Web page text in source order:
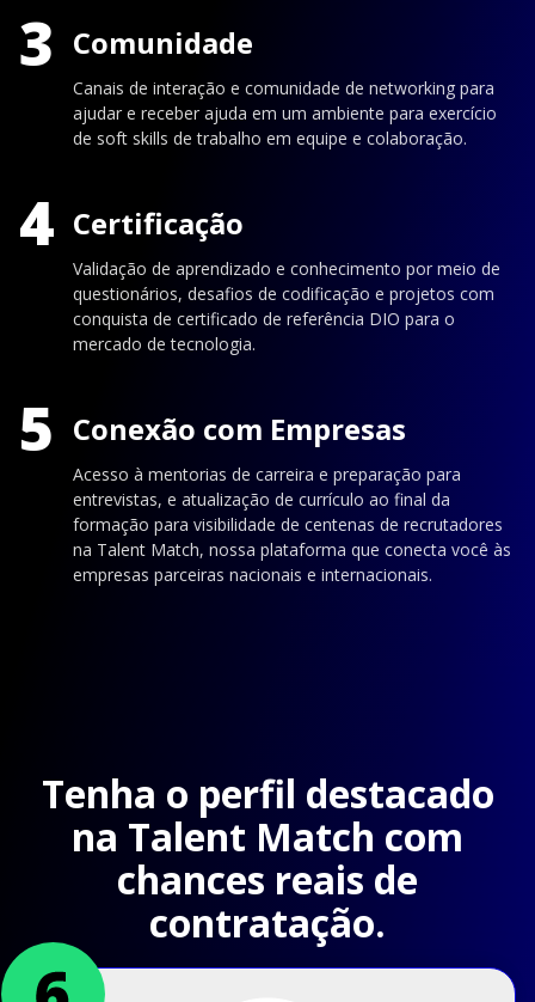
3 Comunidade
Canais de interação e comunidade de networking para
ajudar e receber ajuda em um ambiente para exercício
de soft skills de trabalho em equipe e colaboração.
4 Certificação
Validação de aprendizado e conhecimento por meio de
questionários, desafios de codificação e projetos com
conquista de certificado de referência DIO para o
mercado de tecnologia.
5 Conexão com Empresas
Acesso à mentorias de carreira e preparação para
entrevistas, e atualização de currículo ao final da
formação para visibilidade de centenas de recrutadores
na Talent Match, nossa plataforma que conecta você às
empresas parceiras nacionais e internacionais.
Tenha o perfil destacado
na Talent Match com
chances reais de
contratação.